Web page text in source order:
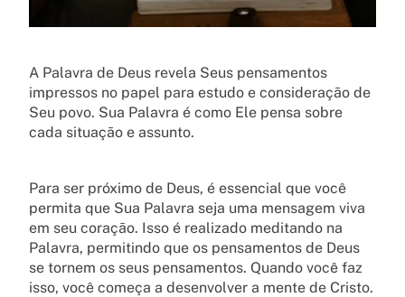
A Palavra de Deus revela Seus pensamentos
impressos no papel para estudo e consideração de
Seu povo. Sua Palavra é como Ele pensa sobre
cada situação e assunto.
Para ser próximo de Deus, é essencial que você
permita que Sua Palavra seja uma mensagem viva
em seu coração. Isso é realizado meditando na
Palavra, permitindo que os pensamentos de Deus
se tornem os seus pensamentos. Quando você faz
isso, você começa a desenvolver a mente de Cristo.